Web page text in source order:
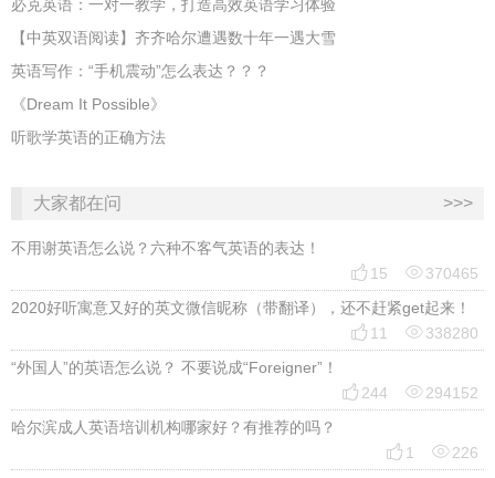
必克英语：一对一教学，打造高效英语学习体验
【中英双语阅读】齐齐哈尔遭遇数十年一遇大雪
英语写作：“手机震动”怎么表达？？？
《Dream It Possible》
听歌学英语的正确方法
大家都在问 >>>
不用谢英语怎么说？六种不客气英语的表达！
 15 370465
2020好听寓意又好的英文微信昵称（带翻译），还不赶紧get起来！
 11 338280
“外国人”的英语怎么说？ 不要说成“Foreigner”！
 244 294152
哈尔滨成人英语培训机构哪家好？有推荐的吗？
 1 226